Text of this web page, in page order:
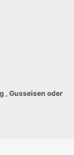
, Gusseisen oder